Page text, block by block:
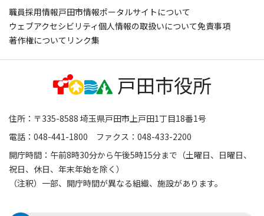
職員採用情報戸田市情報ポータルサイトについて
ウェブアクセシビリティ個人情報の取扱いについて免責事項
著作権について リンク集
住所：〒335-8588 埼玉県戸田市上戸田1丁目18番1号
電話：048-441-1800 ファクス：048-433-2200
開庁時間：午前8時30分から午後5時15分まで（土曜日、日曜日、
祝日、休日、年末年始を除く）
（注釈）一部、開庁時間が異なる組織、施設があります。